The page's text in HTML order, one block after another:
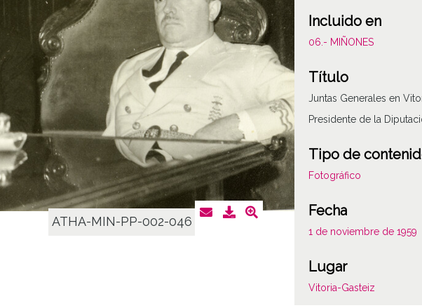
ATHA-MIN-PP-002-046
Incluido en
06.- MIÑONES
Título
Juntas Generales en
Presidente de la
Tipo de
Fotográfico
Fecha
1 de noviembre de 1959
Lugar
Vitoria-Gasteiz